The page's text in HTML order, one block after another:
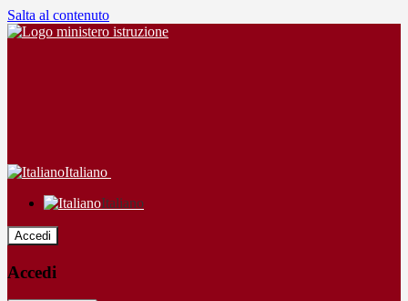
Salta al contenuto
Italiano
Italiano
Accedi
Accedi